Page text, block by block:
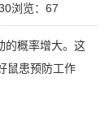
浏览： 67
的概率增大。这
鼠患预防工作